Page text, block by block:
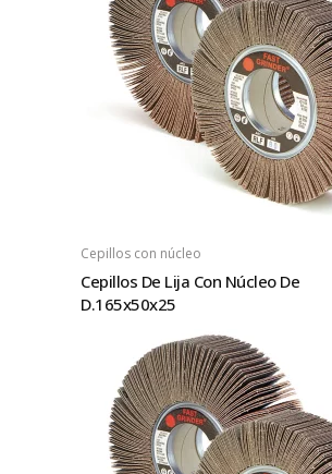
Cepillos con núcleo
Cepillos De Lija Con Núcleo De
D.165x50x25